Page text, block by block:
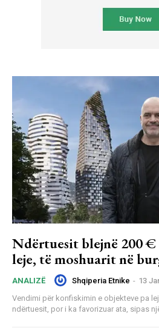
Ndërtuesit blejnë 200
leje, të moshuarit në
ANALIZË Shqiperia Etnike - 13
Vendimi për konfiskimin e objekteve pa
ndërtuesit, por i ka favorizuar ata, sipas